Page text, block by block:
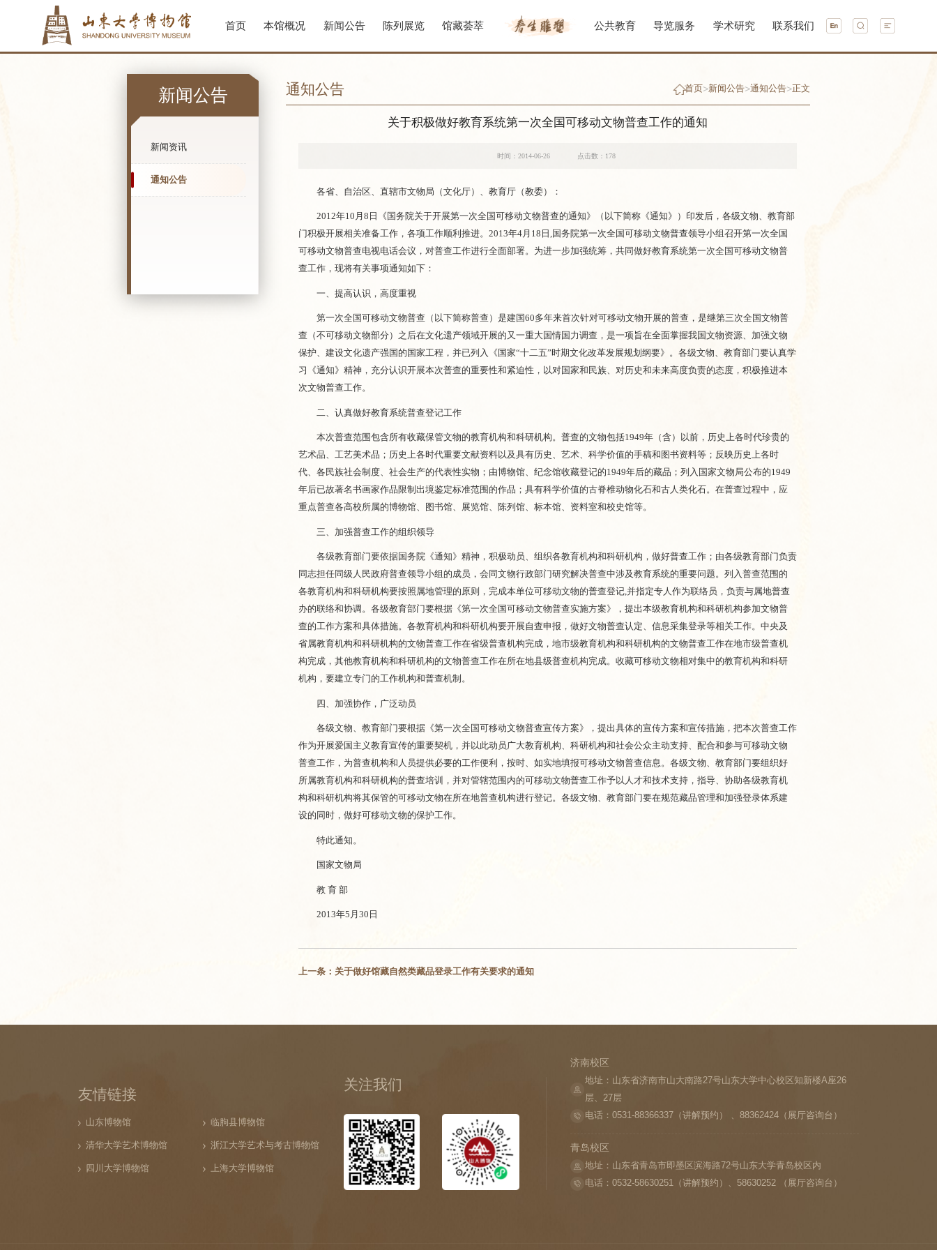
首页 本馆概况 新闻公告 陈列展览 馆藏荟萃 公共教育 导览服务 学术研究 联系我们
新闻公告
新闻资讯
通知公告
通知公告 首页 >新闻公告>通知公告>正文
关于积极做好教育系统第一次全国可移动文物普查工作的通知
时间：2014-06-26 点击数： 178
各省、自治区、直辖市文物局（文化厅）、教育厅（教委）：
2012年10月8日《国务院关于开展第一次全国可移动文物普查的通知》（以下简称《通知》）印发后，各级文物、教育部
门积极开展相关准备工作，各项工作顺利推进。2013年4月18日,国务院第一次全国可移动文物普查领导小组召开第一次全国
可移动文物普查电视电话会议，对普查工作进行全面部署。为进一步加强统筹，共同做好教育系统第一次全国可移动文物普
查工作，现将有关事项通知如下：
一、提高认识，高度重视
第一次全国可移动文物普查（以下简称普查）是建国60多年来首次针对可移动文物开展的普查，是继第三次全国文物普
查（不可移动文物部分）之后在文化遗产领域开展的又一重大国情国力调查，是一项旨在全面掌握我国文物资源、加强文物
保护、建设文化遗产强国的国家工程，并已列入《国家“十二五”时期文化改革发展规划纲要》。各级文物、教育部门要认真学
习《通知》精神，充分认识开展本次普查的重要性和紧迫性，以对国家和民族、对历史和未来高度负责的态度，积极推进本
次文物普查工作。
二、认真做好教育系统普查登记工作
本次普查范围包含所有收藏保管文物的教育机构和科研机构。普查的文物包括1949年（含）以前，历史上各时代珍贵的
艺术品、工艺美术品；历史上各时代重要文献资料以及具有历史、艺术、科学价值的手稿和图书资料等；反映历史上各时
代、各民族社会制度、社会生产的代表性实物；由博物馆、纪念馆收藏登记的1949年后的藏品；列入国家文物局公布的1949
年后已故著名书画家作品限制出境鉴定标准范围的作品；具有科学价值的古脊椎动物化石和古人类化石。在普查过程中，应
重点普查各高校所属的博物馆、图书馆、展览馆、陈列馆、标本馆、资料室和校史馆等。
三、加强普查工作的组织领导
各级教育部门要依据国务院《通知》精神，积极动员、组织各教育机构和科研机构，做好普查工作；由各级教育部门负责
同志担任同级人民政府普查领导小组的成员，会同文物行政部门研究解决普查中涉及教育系统的重要问题。列入普查范围的
各教育机构和科研机构要按照属地管理的原则，完成本单位可移动文物的普查登记,并指定专人作为联络员，负责与属地普查
办的联络和协调。各级教育部门要根据《第一次全国可移动文物普查实施方案》，提出本级教育机构和科研机构参加文物普
查的工作方案和具体措施。各教育机构和科研机构要开展自查申报，做好文物普查认定、信息采集登录等相关工作。中央及
省属教育机构和科研机构的文物普查工作在省级普查机构完成，地市级教育机构和科研机构的文物普查工作在地市级普查机
构完成，其他教育机构和科研机构的文物普查工作在所在地县级普查机构完成。收藏可移动文物相对集中的教育机构和科研
机构，要建立专门的工作机构和普查机制。
四、加强协作，广泛动员
各级文物、教育部门要根据《第一次全国可移动文物普查宣传方案》，提出具体的宣传方案和宣传措施，把本次普查工作
作为开展爱国主义教育宣传的重要契机，并以此动员广大教育机构、科研机构和社会公众主动支持、配合和参与可移动文物
普查工作，为普查机构和人员提供必要的工作便利，按时、如实地填报可移动文物普查信息。各级文物、教育部门要组织好
所属教育机构和科研机构的普查培训，并对管辖范围内的可移动文物普查工作予以人才和技术支持，指导、协助各级教育机
构和科研机构将其保管的可移动文物在所在地普查机构进行登记。各级文物、教育部门要在规范藏品管理和加强登录体系建
设的同时，做好可移动文物的保护工作。
特此通知。
国家文物局
教 育 部
2013年5月30日
上一条：关于做好馆藏自然类藏品登录工作有关要求的通知
友情链接
山东博物馆 临朐县博物馆
清华大学艺术博物馆 浙江大学艺术与考古博物馆
四川大学博物馆 上海大学博物馆
关注我们
济南校区
地址：山东省济南市山大南路27号山东大学中心校区知新楼A座26
层、27层
电话：0531-88366337（讲解预约） 、88362424（展厅咨询台）
青岛校区
地址：山东省青岛市即墨区滨海路72号山东大学青岛校区内
电话：0532-58630251（讲解预约）、58630252 （展厅咨询台）